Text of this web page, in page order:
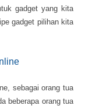
gadget yang kita
gadget pilihan kita
sebagai orang tua
beberapa orang tua